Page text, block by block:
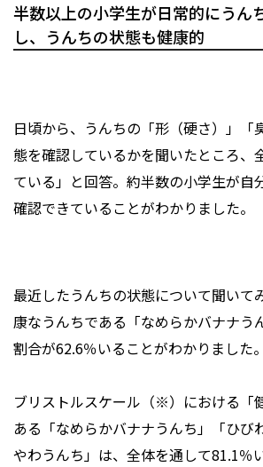
半数以上の小学生が日常的にうん
し、うんちの状態も健康的
日頃から、うんちの「形（硬さ）」「
態を確認しているかを聞いたところ、
ている」と回答。約半数の小学生が自
確認できていることがわかりました。
最近したうんちの状態について聞いて
康なうんちである「なめらかバナナう
割合が62.6％いることがわかりました。
ブリストルスケール（※）における「
ある「なめらかバナナうんち」「ひび
やわうんち」は、全体を通して81.1％